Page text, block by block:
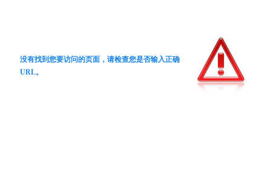
没有找到您要访问的页面，请检查您是否输入正确
URL。